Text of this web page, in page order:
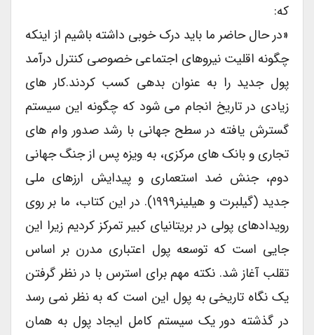
که:
«در حال حاضر ما باید درک خوبی داشته باشیم از اینکه
چگونه اقلیت نیروهای اجتماعی خصوصی کنترل درآمد
پول جدید را به عنوان بدهی کسب کردند.کار های
زیادی در تاریخ انجام می شود که چگونه این سیستم
گسترش یافته در سطح جهانی با رشد صدور وام های
تجاری و بانک های مرکزی، به ویزه پس از جنگ جهانی
دوم، جنش ضد استعماری و پیدایش ارزهای ملی
جدید (گیلبرت و هیلینر۱۹۹۹). در این کتاب، ما بر روی
رویدادهای پولی در بریتانیای کبیر تمرکز کردیم زیرا این
جایی است که توسعه پول اعتباری مدرن بر اساس
تقلب آغاز شد. نکته مهم برای استرس با در نظر گرفتن
یک نگاه تاریخی به پول این است که به نظر نمی رسد
در گذشته دور یک سیستم کامل ایجاد پول به همان